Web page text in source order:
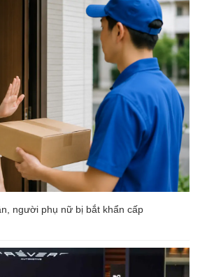
người phụ nữ bị bắt khẩn cấp